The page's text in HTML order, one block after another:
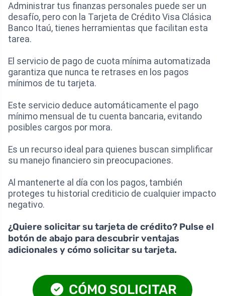
Administrar tus finanzas personales puede ser un
desafío, pero con la Tarjeta de Crédito Visa Clásica
Banco Itaú, tienes herramientas que facilitan esta
tarea.
El servicio de pago de cuota mínima automatizada
garantiza que nunca te retrases en los pagos
mínimos de tu tarjeta.
Este servicio deduce automáticamente el pago
mínimo mensual de tu cuenta bancaria, evitando
posibles cargos por mora.
Es un recurso ideal para quienes buscan simplificar
su manejo financiero sin preocupaciones.
Al mantenerte al día con los pagos, también
proteges tu historial crediticio de cualquier impacto
negativo.
¿Quiere solicitar su tarjeta de crédito? Pulse el
botón de abajo para descubrir ventajas
adicionales y cómo solicitar su tarjeta.
CÓMO SOLICITAR